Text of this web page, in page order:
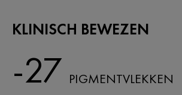
KLINISCH BEWEZEN
-27 PIGMENTVLEKKEN